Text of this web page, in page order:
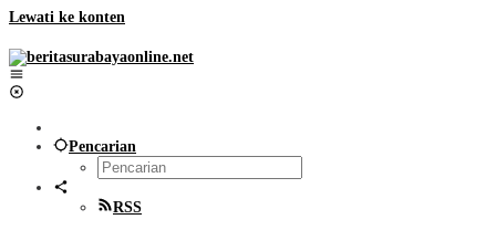
Lewati ke konten
Pencarian
RSS